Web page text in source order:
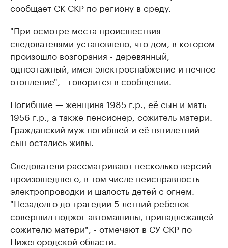
сообщает СК СКР по региону в среду.
"При осмотре места происшествия
следователями установлено, что дом, в котором
произошло возгорания - деревянный,
одноэтажный, имел электроснабжение и печное
отопление", - говорится в сообщении.
Погибшие — женщина 1985 г.р., её сын и мать
1956 г.р., а также пенсионер, сожитель матери.
Гражданский муж погибшей и её пятилетний
сын остались живы.
Следователи рассматривают несколько версий
произошедшего, в том числе неисправность
электропроводки и шалость детей с огнем.
"Незадолго до трагедии 5-летний ребенок
совершил поджог автомашины, принадлежащей
сожителю матери", - отмечают в СУ СКР по
Нижегородской области.